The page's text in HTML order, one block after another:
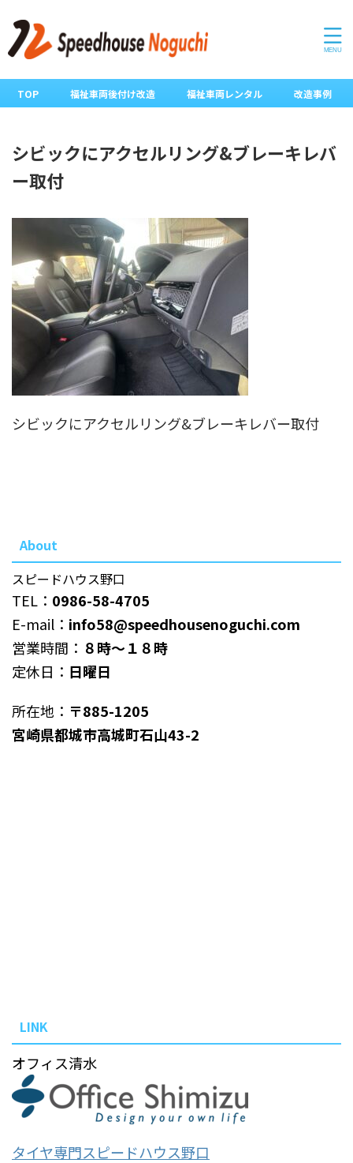
TOP 福祉車両後付け改造 福祉車両レンタル 改造事例
シビックにアクセルリング&ブレーキレバ
ー取付
シビックにアクセルリング&ブレーキレバー取付
About
スピードハウス野口
TEL： 0986-58-4705
E-mail： info58@speedhousenoguchi.com
営業時間： ８時～１８時
定休日： 日曜日
所在地： 〒885-1205
宮崎県都城市高城町石山43-2
LINK
オフィス清水
タイヤ専門スピードハウス野口